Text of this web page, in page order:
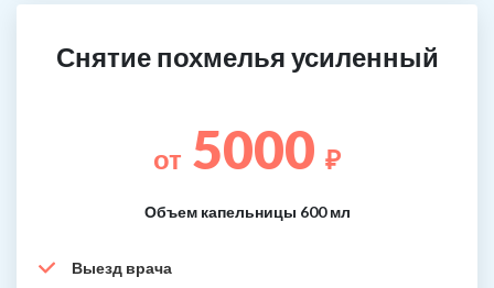
Снятие похмелья усиленный
от 5000 ₽
Объем капельницы 600 мл
Выезд врача